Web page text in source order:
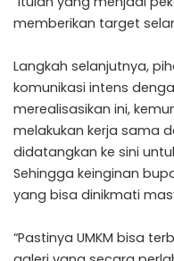
memberikan target
Langkah selanjutnya,
komunikasi intens
merealisasikan ini,
melakukan kerja sama
didatangkan ke sini
Sehingga keinginan
yang bisa dinikmati
“Pastinya UMKM bisa